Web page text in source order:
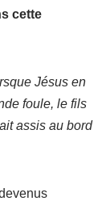
cette
Jésus en
foule, le fils
assis au bord